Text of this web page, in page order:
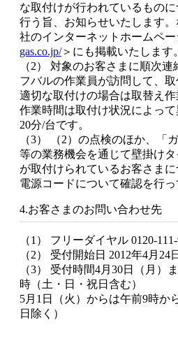
な取付けが行われているもの
行う旨、お知らせいたします
社のインターネットホームペー
gas.co.jp/＞にも掲載いたします。
（2） 対象のお客さまに順次
フバルの作業員が訪問して、
適切な取付けの場合は取替え作
作業時間は取付け状況によっ
20分/台です。
（3） （2）の点検のほか、「
等の業務機会を通じて壁掛け
が取付けられているお客さま
電源コードについて確認を行っ
4.お客さまのお問い合わせ先
（1） フリーダイヤル 0120-
（2） 受付開始日 2012年4月24
（3） 受付時間4月30日（月）
時（土・日・祝日含む）
5月1日（火）からは午前9時か
日除く）